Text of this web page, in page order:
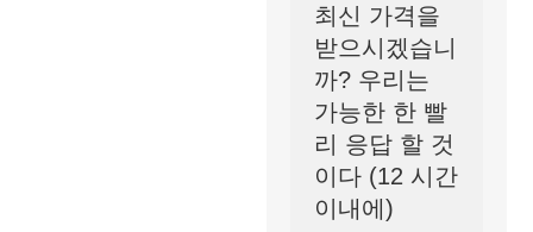
최신 가격을
받으시겠습니
까? 우리는
가능한 한 빨
리 응답 할 것
이다 (12 시간
이내에)